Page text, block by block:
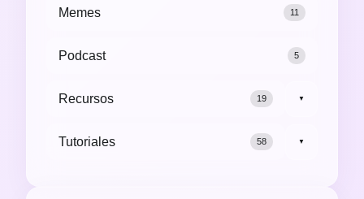
Memes 11
Podcast 5
Recursos 19 ▼
Tutoriales 58 ▼